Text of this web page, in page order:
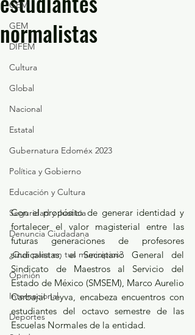
GEM
GEM
DIFEM
Cultura
Global
Nacional
Estatal
Gubernatura Edoméx 2023
Política y Gobierno
Educación y Cultura
Seguridad y Justicia
Denuncia Ciudadana
¿Qué pasa en tus municipios?
Opinión
Internacional
Deportes
normalistas
Con el propósito de generar identidad y
fortalecer el valor magisterial entre las
futuras generaciones de profesores
sindicalistas, el Secretario General del
Sindicato de Maestros al Servicio del
Estado de México (SMSEM), Marco Aurelio
Carbajal Leyva, encabeza encuentros con
estudiantes del octavo semestre de las
Escuelas Normales de la entidad.